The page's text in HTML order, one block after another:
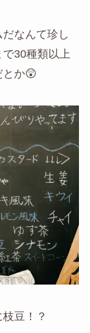
なんて珍し
30種類以上
とか😲
豆！？